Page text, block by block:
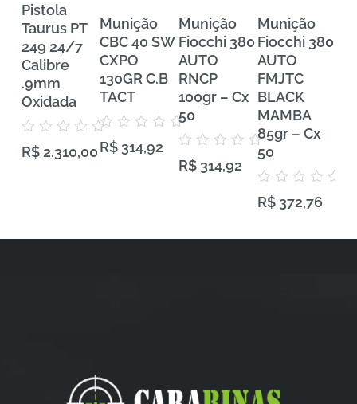
Pistola
Taurus PT
249 24/7
Calibre
.9mm
Oxidada
0
R$2.310,00
Munição
CBC 40 SW
CXPO
130GR C.B
TACT
0
R$ 314,92
Munição
Fiocchi 380
AUTO
RNCP
100gr – Cx
50
0
R$ 314,92
Munição
Fiocchi 380
AUTO
FMJTC
BLACK
MAMBA
85gr – Cx
50
0
R$372,76